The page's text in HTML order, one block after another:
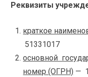
Реквизиты
краткое
51331017
основной
номер (ОГРН) —